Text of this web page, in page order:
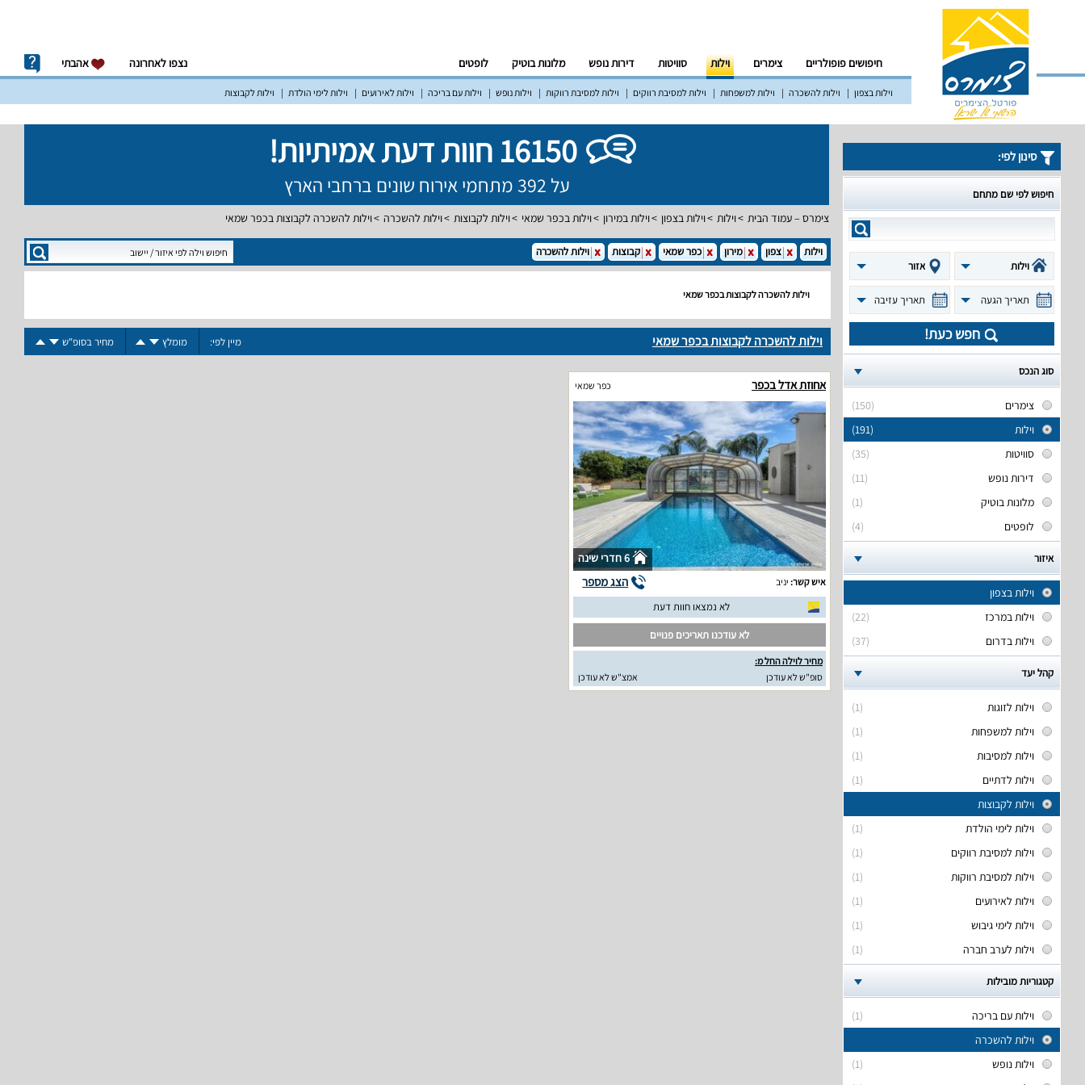
חיפושים פופולריים צימרים וילות סוויטות דירות נופש מלונות בוטיק לופטים נצפו לאחרונה אהבתי
וילות בצפון וילות להשכרה וילות למשפחות וילות למסיבת רווקים וילות למסיבת רווקות וילות נופש וילות עם בריכה וילות לאירועים וילות לימי הולדת וילות לקבוצות
16150 חוות דעת אמיתיות!
על 392 מתחמי אירוח שונים ברחבי הארץ
צימרס – עמוד הבית וילות וילות בצפון וילות במירון וילות בכפר שמאי וילות לקבוצות וילות להשכרה וילות להשכרה לקבוצות בכפר שמאי
סינון לפי:
חיפוש לפי שם מתחם
וילות אזור
תאריך הגעה תאריך עזיבה
חפש כעת!
סוג הנכס
(150)
צימרים
(191)
וילות
(35)
סוויטות
(11)
דירות נופש
(1)
מלונות בוטיק
(4)
לופטים
איזור
וילות בצפון
(22)
וילות במרכז
(37)
וילות בדרום
קהל יעד
(1)
וילות לזוגות
(1)
וילות למשפחות
(1)
וילות למסיבות
(1)
וילות לדתיים
וילות לקבוצות
(1)
וילות לימי הולדת
(1)
וילות למסיבת רווקים
(1)
וילות למסיבת רווקות
(1)
וילות לאירועים
(1)
וילות לימי גיבוש
(1)
וילות לערב חברה
קטגוריות מובילות
(1)
וילות עם בריכה
וילות להשכרה
(1)
וילות נופש
וילות צפון מירון כפר שמאי קבוצות וילות להשכרה
וילות להשכרה לקבוצות בכפר שמאי
וילות להשכרה לקבוצות בכפר שמאי מיין לפי: מומלץ מחיר בסופ"ש
אחוזת אדל בכפר כפר שמאי
6 חדרי שינה
איש קשר: יניב הצג מספר
לא נמצאו חוות דעת
לא עודכנו תאריכים פנויים
מחיר לוילה החל מ:
סופ"ש לא עודכן
אמצ"ש לא עודכן